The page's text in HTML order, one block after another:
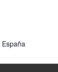
España